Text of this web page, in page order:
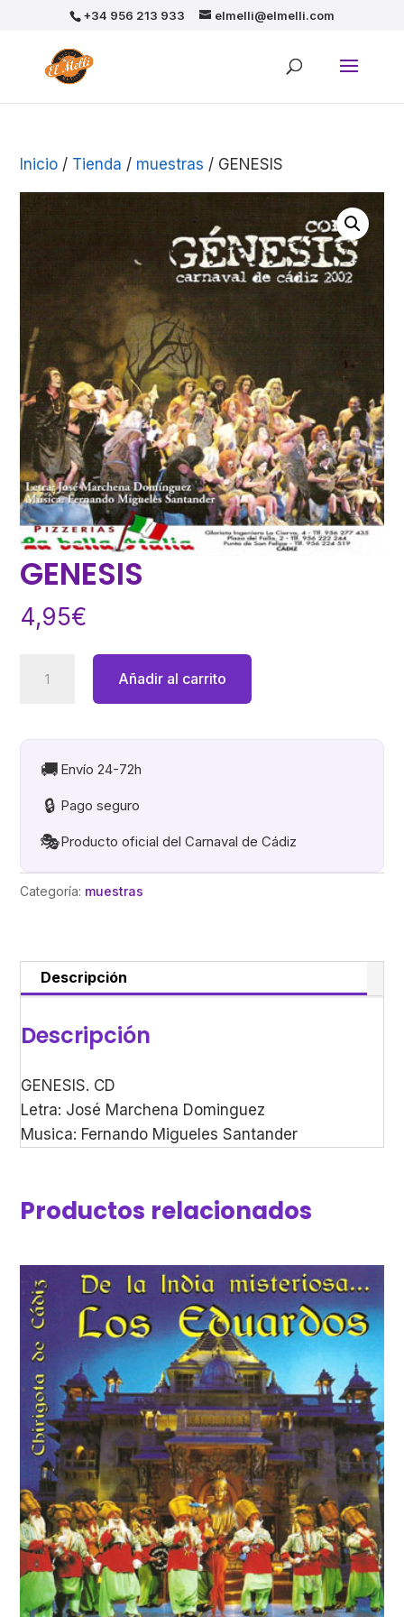
+34 956 213 933 elmelli@elmelli.com
Inicio / Tienda / muestras / GENESIS
GENESIS
4,95€
cantidad
Añadir al carrito
🚚 Envío 24-72h
🔒 Pago seguro
🎭Producto oficial del Carnaval de Cádiz
Categoría: muestras
Descripción
Descripción
GENESIS. CD
Letra: José Marchena Dominguez
Musica: Fernando Migueles Santander
Productos relacionados